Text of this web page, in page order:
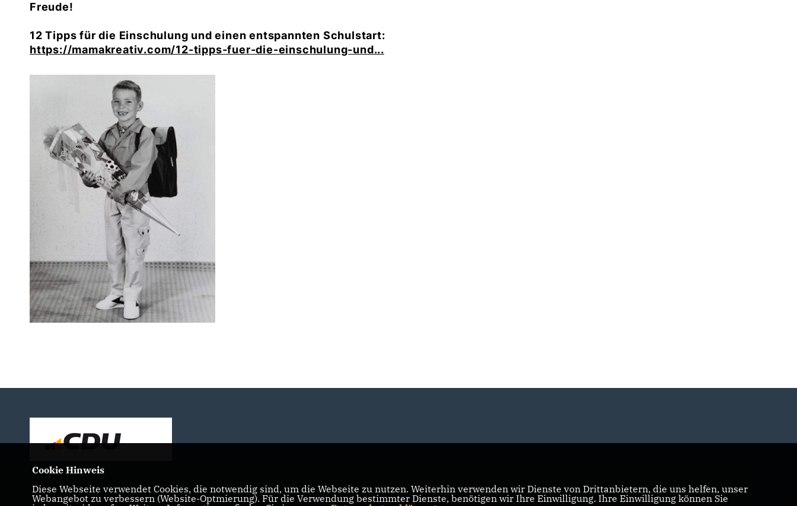
Freude!
12 Tipps für die Einschulung und einen entspannten Schulstart:
https://mamakreativ.com/12-tipps-fuer-die-einschulung-und...
Cookie Hinweis
Diese Webseite verwendet Cookies, die notwendig sind, um die Webseite zu nutzen. Weiterhin verwenden wir Dienste von Drittanbietern, die uns helfen, unser
Webangebot zu verbessern (Website-Optmierung). Für die Verwendung bestimmter Dienste, benötigen wir Ihre Einwilligung. Ihre Einwilligung können Sie